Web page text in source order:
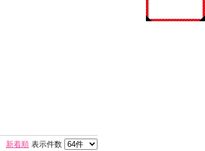
新着順 表示件数